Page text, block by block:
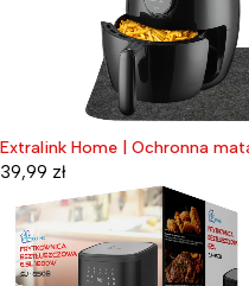
Extralink Home | Ochronna
39,99 zł